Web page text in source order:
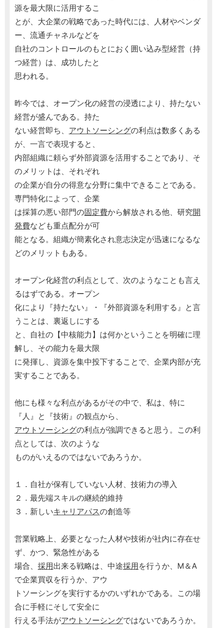
源を最大限に活用するこ
とが、大企業の戦略であった時代には、人材やベンダ
ー、流通チャネルなどを
自社のコントロールのもとにおく囲い込み型経営（持
つ経営）は、成功したと
思われる。
昨今では、オープン化の経営の浸透により、持たない
経営が盛んである。持た
ない経営即ち、 アウトソーシングの利点は数多くある
が、一言で表現すると、
内部組織に頼らず外部資源を活用することであり、そ
のメリットは、それぞれ
の企業が自分の得意な分野に集中できることである。
専門特化によって、企業
は採算の悪い部門の固定費から解放される他、研究開
発費なども重点配分が可
能となる。組織が簡素化され意志決定が迅速になるな
どのメリットもある。
オープン化経営の利点として、次のようなことも言え
るはずである。オープン
化により『持たない』・『外部資源を利用する』と言
うことは、裏返しにする
と、自社の【中核能力】は何かということを明確に理
解し、その能力を最大限
に発揮し、資源を集中投下することで、企業内部が充
実することである。
他にも様々な利点があるがその中で、私は、特に
『人』と『技術』の観点から、
アウトソーシングの利点が強調できると思う。この利
点としては、次のような
ものがいえるのではないであろうか。
１．自社が保有していない人材、技術力の導入
２．最先端スキルの継続的維持
３．新しいキャリアパスの創造等
営業戦略上、必要となった人材や技術が社内に存在せ
ず、かつ、緊急性がある
場合、 採用出来る戦略は、中途採用を行うか、M＆A
で企業買収を行うか、アウ
トソーシングを実行するかのいずれかである。この場
合に手軽にそして安全に
行える手法がアウトソーシングではないであろうか。